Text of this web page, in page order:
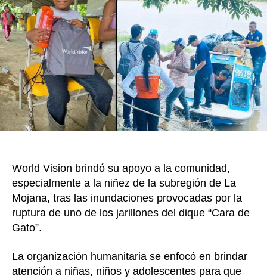
o
o
k
más
de
200
kits
World
Vision
brindó
World Vision brindó su apoyo a la comunidad,
especialmente a la niñez de la subregión de La
Mojana, tras las inundaciones provocadas por la
ruptura de uno de los jarillones del dique “Cara de
Gato”.
La organización humanitaria se enfocó en brindar
atención a niñas, niños y adolescentes para que